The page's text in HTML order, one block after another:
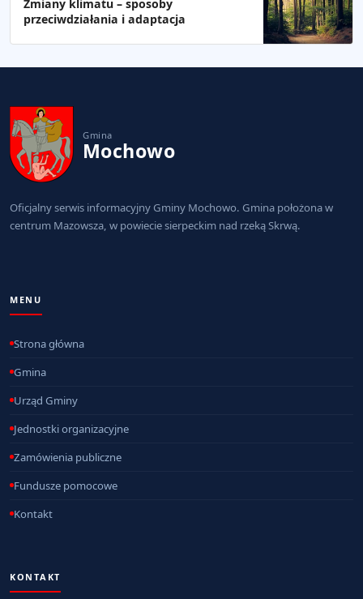
Zmiany klimatu – sposoby
przeciwdziałania i adaptacja
Gmina
Mochowo
Oficjalny serwis informacyjny Gminy Mochowo. Gmina położona w
centrum Mazowsza, w powiecie sierpeckim nad rzeką Skrwą.
MENU
Strona główna
Gmina
Urząd Gminy
Jednostki organizacyjne
Zamówienia publiczne
Fundusze pomocowe
Kontakt
KONTAKT